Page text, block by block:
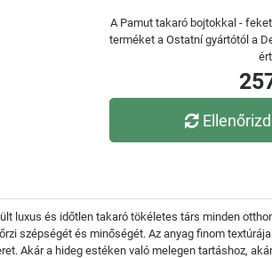
A Pamut takaró bojtokkal -
terméket a Ostatní gyártótól a
luxus és időtlen takaró tökéletes társ minden
szépségét és minőségét. Az anyag finom
Akár a hideg estéken való melegen tartáshoz,